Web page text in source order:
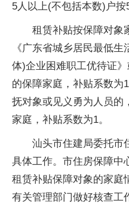
5人以上(不包括本数)户按5
租赁补贴按保障对象
《广东省城乡居民最低
体)企业困难职工优待证》
的保障家庭，补贴系数为
抚对象或见义勇为人员的
家庭，补贴系数为1。
汕头市住建局委托市
具体工作。市住房保障中
租赁补贴保障对象的家庭
有关管理部门做好核查工